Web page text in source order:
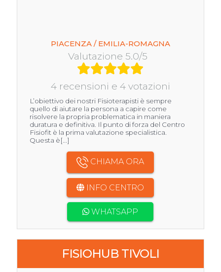
PIACENZA / EMILIA-ROMAGNA
Valutazione 5.0/5
4 recensioni e 4 votazioni
L’obiettivo dei nostri Fisioterapisti è sempre
quello di aiutare la persona a capire come
risolvere la propria problematica in maniera
duratura e definitiva. Il punto di forza del Centro
Fisiofit è la prima valutazione specialistica.
Questa è[...]
CHIAMA ORA
INFO CENTRO
WHATSAPP
FISIOHUB TIVOLI